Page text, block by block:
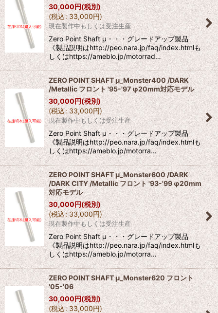
30,000円(税別)
(税込: 33,000円)
現在製作中もしくは受注生産
Zero Point Shaft μ・・・グレードアップ製品
《製品説明はhttp://peo.nara.jp/faq/index.htmlも
しくはhttps://ameblo.jp/motorrad…
ZERO POINT SHAFT μ_Monster400 /DARK
/Metallic フロント '95-'97 φ20mm対応モデル
30,000円(税別)
(税込: 33,000円)
現在製作中もしくは受注生産
Zero Point Shaft μ・・・グレードアップ製品
《製品説明はhttp://peo.nara.jp/faq/index.htmlも
しくはhttps://ameblo.jp/motorra…
ZERO POINT SHAFT μ_Monster600 /DARK
/DARK CITY /Metallic フロント '93-'99 φ20mm
対応モデル
30,000円(税別)
(税込: 33,000円)
現在製作中もしくは受注生産
Zero Point Shaft μ・・・グレードアップ製品
《製品説明はhttp://peo.nara.jp/faq/index.htmlも
しくはhttps://ameblo.jp/motorra…
ZERO POINT SHAFT μ_Monster620 フロント
'05-'06
30,000円(税別)
(税込: 33,000円)